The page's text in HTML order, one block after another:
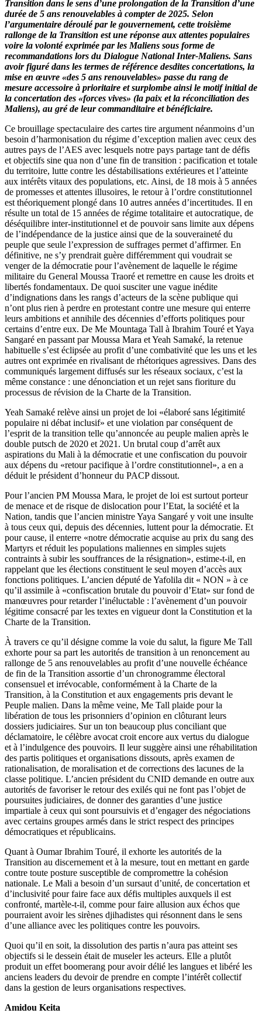
Transition dans le sens d’une prolongation de la Transition d’une
durée de 5 ans renouvelables à compter de 2025. Selon
l’argumentaire déroulé par le gouvernement, cette troisième
rallonge de la Transition est une réponse aux attentes populaires
voire la volonté exprimée par les Maliens sous forme de
recommandations lors du Dialogue National Inter-Maliens. Sans
avoir figuré dans les termes de référence desdites concertations, la
mise en œuvre «des 5 ans renouvelables» passe du rang de
mesure accessoire à prioritaire et surplombe ainsi le motif initial de
la concertation des «forces vives» (la paix et la réconciliation des
Maliens), au gré de leur commanditaire et bénéficiaire.
Ce brouillage spectaculaire des cartes tire argument néanmoins d’un
besoin d’harmonisation du régime d’exception malien avec ceux des
autres pays de l’AES avec lesquels notre pays partage tant de défis
et objectifs sine qua non d’une fin de transition : pacification et totale
du territoire, lutte contre les déstabilisations extérieures et l’atteinte
aux intérêts vitaux des populations, etc. Ainsi, de 18 mois à 5 années
de promesses et attentes illusoires, le retour à l’ordre constitutionnel
est théoriquement plongé dans 10 autres années d’incertitudes. Il en
résulte un total de 15 années de régime totalitaire et autocratique, de
déséquilibre inter-institutionnel et de pouvoir sans limite aux dépens
de l’indépendance de la justice ainsi que de la souveraineté du
peuple que seule l’expression de suffrages permet d’affirmer. En
définitive, ne s’y prendrait guère différemment qui voudrait se
venger de la démocratie pour l’avènement de laquelle le régime
militaire du General Moussa Traoré et remettre en cause les droits et
libertés fondamentaux. De quoi susciter une vague inédite
d’indignations dans les rangs d’acteurs de la scène publique qui
n’ont plus rien à perdre en protestant contre une mesure qui enterre
leurs ambitions et annihile des décennies d’efforts politiques pour
certains d’entre eux. De Me Mountaga Tall à Ibrahim Touré et Yaya
Sangaré en passant par Moussa Mara et Yeah Samaké, la retenue
habituelle s’est éclipsée au profit d’une combativité que les uns et les
autres ont exprimée en rivalisant de rhétoriques agressives. Dans des
communiqués largement diffusés sur les réseaux sociaux, c’est la
même constance : une dénonciation et un rejet sans fioriture du
processus de révision de la Charte de la Transition.
Yeah Samaké relève ainsi un projet de loi «élaboré sans légitimité
populaire ni débat inclusif» et une violation par conséquent de
l’esprit de la transition telle qu’annoncée au peuple malien après le
double putsch de 2020 et 2021. Un brutal coup d’arrêt aux
aspirations du Mali à la démocratie et une confiscation du pouvoir
aux dépens du «retour pacifique à l’ordre constitutionnel», a en a
déduit le président d’honneur du PACP dissout.
Pour l’ancien PM Moussa Mara, le projet de loi est surtout porteur
de menace et de risque de dislocation pour l’Etat, la société et la
Nation, tandis que l’ancien ministre Yaya Sangaré y voit une insulte
à tous ceux qui, depuis des décennies, luttent pour la démocratie. Et
pour cause, il enterre «notre démocratie acquise au prix du sang des
Martyrs et réduit les populations maliennes en simples sujets
contraints à subir les souffrances de la résignation», estime-t-il, en
rappelant que les élections constituent le seul moyen d’accès aux
fonctions politiques. L’ancien député de Yafolila dit « NON » à ce
qu’il assimile à «confiscation brutale du pouvoir d’Etat» sur fond de
manœuvres pour retarder l’inéluctable : l’avènement d’un pouvoir
légitime consacré par les textes en vigueur dont la Constitution et la
Charte de la Transition.
À travers ce qu’il désigne comme la voie du salut, la figure Me Tall
exhorte pour sa part les autorités de transition à un renoncement au
rallonge de 5 ans renouvelables au profit d’une nouvelle échéance
de fin de la Transition assortie d’un chronogramme électoral
consensuel et irrévocable, conformément à la Charte de la
Transition, à la Constitution et aux engagements pris devant le
Peuple malien. Dans la même veine, Me Tall plaide pour la
libération de tous les prisonniers d’opinion en clôturant leurs
dossiers judiciaires. Sur un ton beaucoup plus conciliant que
déclamatoire, le célèbre avocat croit encore aux vertus du dialogue
et à l’indulgence des pouvoirs. Il leur suggère ainsi une réhabilitation
des partis politiques et organisations dissouts, après examen de
rationalisation, de moralisation et de corrections des lacunes de la
classe politique. L’ancien président du CNID demande en outre aux
autorités de favoriser le retour des exilés qui ne font pas l’objet de
poursuites judiciaires, de donner des garanties d’une justice
impartiale à ceux qui sont poursuivis et d’engager des négociations
avec certains groupes armés dans le strict respect des principes
démocratiques et républicains.
Quant à Oumar Ibrahim Touré, il exhorte les autorités de la
Transition au discernement et à la mesure, tout en mettant en garde
contre toute posture susceptible de compromettre la cohésion
nationale. Le Mali a besoin d’un sursaut d’unité, de concertation et
d’inclusivité pour faire face aux défis multiples auxquels il est
confronté, martèle-t-il, comme pour faire allusion aux échos que
pourraient avoir les sirènes djihadistes qui résonnent dans le sens
d’une alliance avec les politiques contre les pouvoirs.
Quoi qu’il en soit, la dissolution des partis n’aura pas atteint ses
objectifs si le dessein était de museler les acteurs. Elle a plutôt
produit un effet boomerang pour avoir délié les langues et libéré les
anciens leaders du devoir de prendre en compte l’intérêt collectif
dans la gestion de leurs organisations respectives.
Amidou Keita